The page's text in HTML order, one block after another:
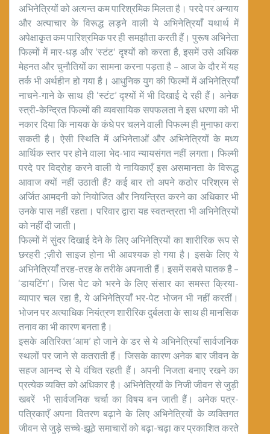
अभिनेत्रियों को अत्यन्त कम पारिश्रमिक मिलता है। परदे पर अन्याय
और अत्याचार के विरूद्ध लड़ने वाली ये अभिनेत्रियाँ यथार्थ में
अपेक्षाकृत कम पारिश्रमिक पर ही समझौता करती हैं। पुरूष अभिनेता
फिल्मों में मार-धड़ और ‘स्टंट’ दृश्यों को करता है, इसमें उसे अधिक
मेहनत और चुनौतियों का सामना करना पड़ता है – आज के दौर में यह
तर्क भी अर्थहीन हो गया है। आधुनिक युग की फिल्मों में अभिनेत्रियाँ
नाचने-गाने के साथ ही ‘स्टंट’ दृश्यों में भी दिखाई दे रही हैं। अनेक
स्त्री-केन्द्रित फिल्मों की व्यवसायिक सपफलता ने इस धरणा को भी
नकार दिया कि नायक के कंधे पर चलने वाली पिफल्म ही मुनाफा करा
सकती है। ऐसी स्थिति में अभिनेताओं और अभिनेत्रियों के मध्य
आर्थिक स्तर पर होने वाला भेद-भाव न्यायसंगत नहीं लगता। फिल्मी
परदे पर विद्रोह करने वाली ये नायिकाएँ इस असमानता के विरूद्ध
आवाज क्यों नहीं उठाती हैं? कई बार तो अपने कठोर परिश्रम से
अर्जित आमदनी को नियोजित और नियन्त्रित करने का अधिकार भी
उनके पास नहीं रहता। परिवार द्वारा यह स्वतन्त्रता भी अभिनेत्रियों
को नहीं दी जाती।
फिल्मों में सुंदर दिखाई देने के लिए अभिनेत्रियों का शारीरिक रूप से
छरहरी ;ज़ीरो साइज होना भी आवश्यक हो गया है। इसके लिए ये
अभिनेत्रियाँ तरह-तरह के तरीके अपनाती हैं। इसमें सबसे घातक है –
‘डायटिंग’। जिस पेट को भरने के लिए संसार का समस्त क्रिया-
व्यापार चल रहा है, ये अभिनेत्रियाँ भर-पेट भोजन भी नहीं करतीं।
भोजन पर अत्याधिक नियंत्रण शारीरिक दुर्बलता के साथ ही मानसिक
तनाव का भी कारण बनता है।
इसके अतिरिक्त ‘आम’ हो जाने के डर से ये अभिनेत्रियाँ सार्वजनिक
स्थलों पर जाने से कतराती हैं। जिसके कारण अनेक बार जीवन के
सहज आनन्द से ये वंचित रहती हैं। अपनी निजता बनाए रखने का
प्रत्येक व्यक्ति को अधिकार है। अभिनेत्रियों के निजी जीवन से जुड़ी
खबरें भी सार्वजनिक चर्चा का विषय बन जाती हैं। अनेक पत्र-
पत्रिकाएँ अपना वितरण बढ़ाने के लिए अभिनेत्रियों के व्यक्तिगत
जीवन से जुड़े सच्चे-झूठे समाचारों को बढ़ा-चढ़ा कर प्रकाशित करते